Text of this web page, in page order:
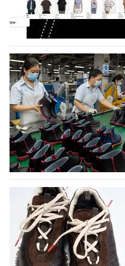
профессиональной
объединяющей
07.08.2026 386
На платформе
условия
дизайнерских
Российский
раздел для продажи
дизайнерских марок
Бренды также получат
06.08.2026 546
Объем мирового
2025 году
В 2025 году мировое
практически не